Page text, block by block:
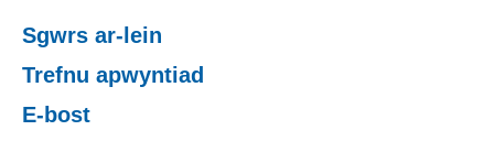
Newid dy stori
Straeon go iawn
Sgwrs ar-lein
Trefnu apwyntiad
E-bost